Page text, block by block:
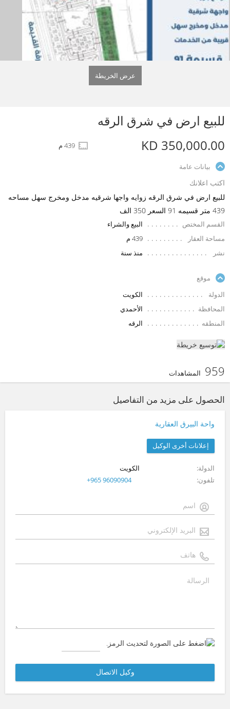
عرض الخريطة
للبيع ارض في شرق الرقه
KD 350,000.00
439 م
بيانات عامة
اكتب اعلانك
للبيع ارض في شرق الرقه زوايه واجها شرقيه مدخل ومخرج سهل مساحه
439 متر قسيمه 91 السعر 350 الف
القسم المختص
البيع والشراء
مساحة العقار
439 م
نشر
منذ سنة
موقع
الدولة
الكويت
المحافظة
الأحمدي
المنطقه
الرقه
959 المشاهدات
الحصول على مزيد من التفاصيل
واحة البيرق العقارية
إعلانات أخرى الوكيل
الدولة
الكويت
تلفون
+965 96090904